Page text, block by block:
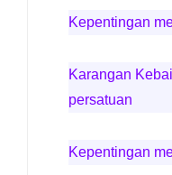
Kepentingan
Karangan
persatuan
Kepentingan